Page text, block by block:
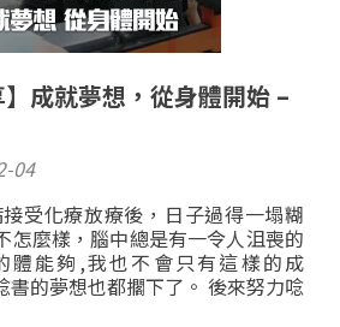
】成就夢想，從身體開始 –
04
受化療放療後，日子過得一塌糊
怎麼樣，腦中總是有一令人沮喪的
體能夠,我也不會只有這樣的成
書的夢想也都擱下了。 後來努力唸